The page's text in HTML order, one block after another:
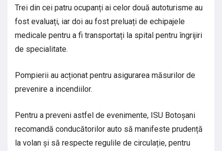
Trei din cei patru ocupanți ai celor două autoturisme au
fost evaluați, iar doi au fost preluați de echipajele
medicale pentru a fi transportați la spital pentru îngrijiri
de specialitate.
Pompierii au acționat pentru asigurarea măsurilor de
prevenire a incendiilor.
Pentru a preveni astfel de evenimente, ISU Botoșani
recomandă conducătorilor auto să manifeste prudență
la volan și să respecte regulile de circulație, pentru